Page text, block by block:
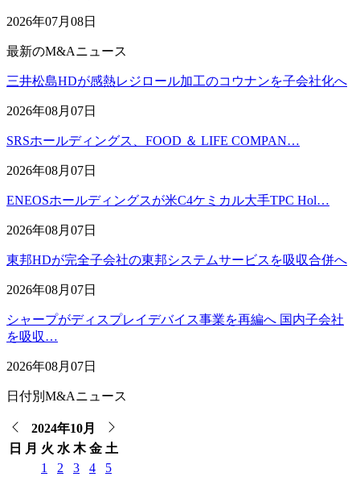
2026年07月08日
最新のM&Aニュース
三井松島HDが感熱レジロール加工のコウナンを子会社化へ
2026年08月07日
SRSホールディングス、FOOD ＆ LIFE COMPAN…
2026年08月07日
ENEOSホールディングスが米C4ケミカル大手TPC Hol…
2026年08月07日
東邦HDが完全子会社の東邦システムサービスを吸収合併へ
2026年08月07日
シャープがディスプレイデバイス事業を再編へ 国内子会社
を吸収…
2026年08月07日
日付別M&Aニュース
2024年10月
日
月 火 水 木 金 土
1
2 3 4
5